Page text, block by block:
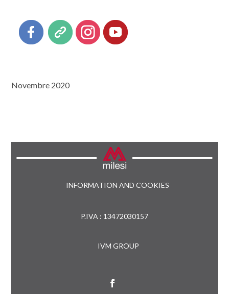
Novembre 2020
INFORMATION AND COOKIES
P.IVA : 13472030157
IVM GROUP